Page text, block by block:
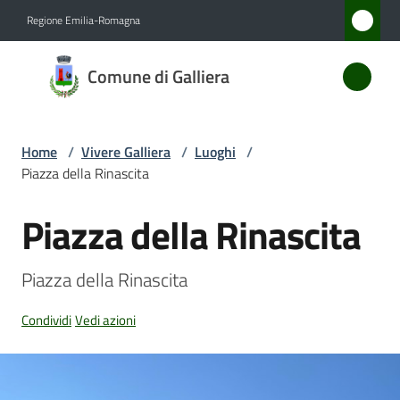
Regione Emilia-Romagna
Comune di Galliera
Comune
di
Novità
Servizi
Galliera
Home / Vivere Galliera / Luoghi /
Piazza della Rinascita
Salta al contenuto
Piazza della Rinascita
Piazza della Rinascita
CondividiVedi azioni